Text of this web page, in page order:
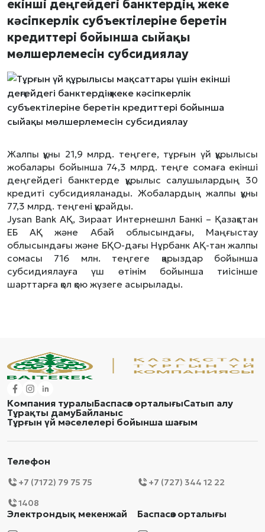
екінші деңгейдегі банктердің жеке
кәсіпкерлік субъектілеріне беретін
кредиттері бойынша сыйақы
мөлшерлемесін субсидиялау
Жалпы құны 21,9 млрд. теңгеге, тұрғын үй құрылысы
жобалары бойынша 74,3 млрд. теңге сомаға екінші
деңгейдегі банктерде құрылыс салушылардың 30
кредиті субсидияланады. Жобалардың жалпы құны
77,3 млрд. теңгені құрайды.
Jysan Bank АҚ, Зираат Интернешнл Банкі – Қазақстан
ЕБ АҚ және Абай облысындағы, Маңғыстау
облысындағы және БҚО-дағы Нұрбанк АҚ-тан жалпы
сомасы 716 млн. теңгеге қарыздар бойынша
субсидиялауға үш өтінім бойынша тиісінше
шарттарға қол қою жүзеге асырылады.
Компания туралыБаспасөз орталығыСатып алу
Тұрақты дамуБайланыс
Тұрғын үй мәселелері бойынша шағым
Телефон
+7 (7172) 79 75 75
+7 (727) 344 12 22
1408
Электрондық мекенжай Баспасөз орталығы